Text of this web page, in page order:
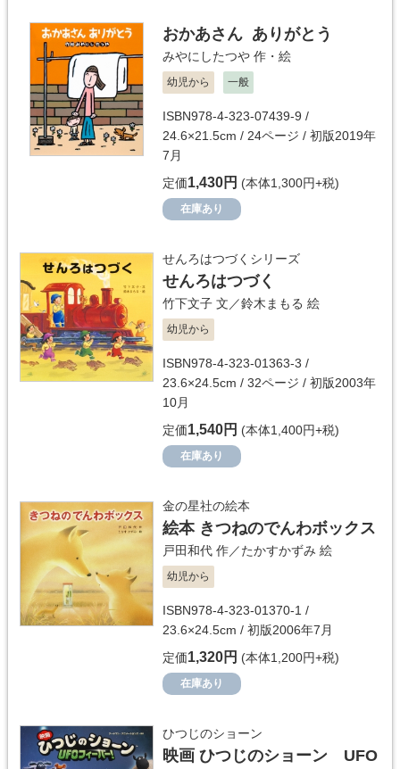
おかあさん ありがとう
みやにしたつや 作・絵
幼児から 一般
ISBN978-4-323-07439-9 /
24.6×21.5cm / 24ページ / 初版2019年
7月
定価1,430円 (本体1,300円+税)
在庫あり
せんろはつづくシリーズ
せんろはつづく
竹下文子 文／鈴木まもる 絵
幼児から
ISBN978-4-323-01363-3 /
23.6×24.5cm / 32ページ / 初版2003年
10月
定価1,540円 (本体1,400円+税)
在庫あり
金の星社の絵本
絵本 きつねのでんわボックス
戸田和代 作／たかすかずみ 絵
幼児から
ISBN978-4-323-01370-1 /
23.6×24.5cm / 初版2006年7月
定価1,320円 (本体1,200円+税)
在庫あり
ひつじのショーン
映画 ひつじのショーン UFO